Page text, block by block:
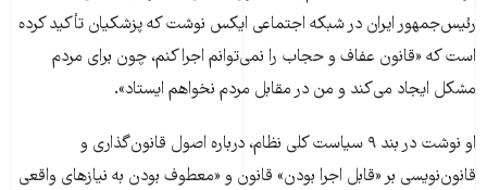
رئیس‌جمهور ایران در شبکه اجتماعی ایکس نوشت که پزشکیان تأکید کرده
است که «قانون عفاف و حجاب را نمی‌توانم اجرا کنم، چون برای مردم
مشکل ایجاد می‌کند و من در مقابل مردم نخواهم ایستاد».
او نوشت در بند ۹ سیاست کلی نظام، درباره اصول قانون‌گذاری و
قانون‌نویسی بر «قابل اجرا بودن» قانون و «معطوف بودن به نیازهای واقعی